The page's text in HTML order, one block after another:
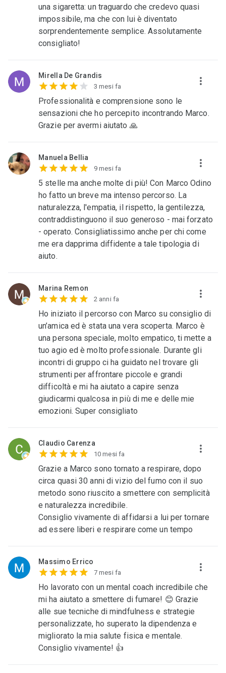
una sigaretta: un traguardo che credevo quasi
impossibile, ma che con lui è diventato
sorprendentemente semplice. Assolutamente
consigliato!
Mirella De Grandis
3 mesi fa
Professionalità e comprensione sono le
sensazioni che ho percepito incontrando Marco.
Grazie per avermi aiutato 🙏
Manuela Bellia
9 mesi fa
5 stelle ma anche molte di più! Con Marco Odino
ho fatto un breve ma intenso percorso. La
naturalezza, l'empatia, il rispetto, la gentilezza,
contraddistinguono il suo generoso - mai forzato
- operato. Consigliatissimo anche per chi come
me era dapprima diffidente a tale tipologia di
aiuto.
Marina Remon
2 anni fa
Ho iniziato il percorso con Marco su consiglio di
un’amica ed è stata una vera scoperta. Marco è
una persona speciale, molto empatico, ti mette a
tuo agio ed è molto professionale. Durante gli
incontri di gruppo ci ha guidato nel trovare gli
strumenti per affrontare piccole e grandi
difficoltà e mi ha aiutato a capire senza
giudicarmi qualcosa in più di me e delle mie
emozioni. Super consigliato
Claudio Carenza
10 mesi fa
Grazie a Marco sono tornato a respirare, dopo
circa quasi 30 anni di vizio del fumo con il suo
metodo sono riuscito a smettere con semplicità
e naturalezza incredibile.
Consiglio vivamente di affidarsi a lui per tornare
ad essere liberi e respirare come un tempo
Massimo Errico
7 mesi fa
Ho lavorato con un mental coach incredibile che
mi ha aiutato a smettere di fumare! 😊 Grazie
alle sue tecniche di mindfulness e strategie
personalizzate, ho superato la dipendenza e
migliorato la mia salute fisica e mentale.
Consiglio vivamente! 👍